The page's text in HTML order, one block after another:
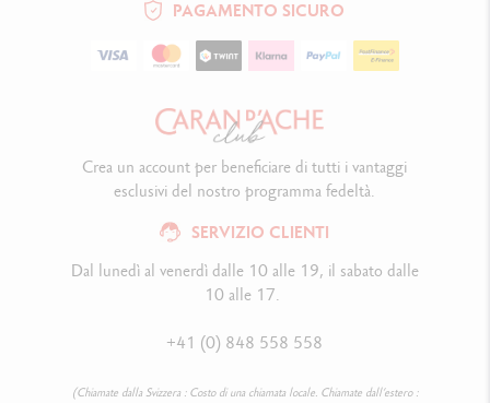
PAGAMENTO SICURO
SERVIZIO CLIENTI
Dal lunedì al venerdì dalle 10 alle 19, il sabato dalle
10 alle 17.
+41 (0) 848 558 558
(Chiamate dalla Svizzera : Costo di una chiamata locale. Chiamate dall’estero :
Crea un account per beneficiare di tutti i vantaggi
esclusivi del nostro programma fedeltà.